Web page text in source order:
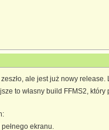
ale jest już nowy
to własny build FFMS2,
ekranu.